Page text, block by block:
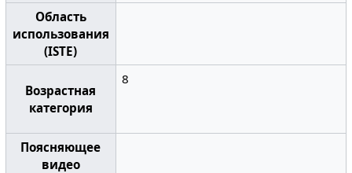
Область
использования
(ISTE)
Возрастная
категория
8
Поясняющее
видео